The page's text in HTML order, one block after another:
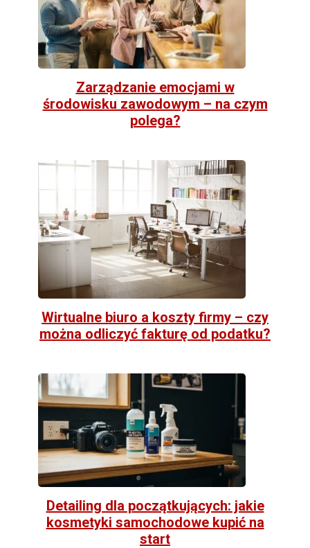
Zarządzanie emocjami w
środowisku zawodowym – na czym
polega?
Wirtualne biuro a koszty firmy – czy
można odliczyć fakturę od podatku?
Detailing dla początkujących: jakie
kosmetyki samochodowe kupić na
start